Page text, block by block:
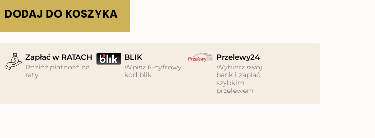
Umowa
media
DODAJ DO KOSZYKA
Zapłać w RATACH
Rozłóż płatność na
raty
BLIK
Wpisz 6-cyfrowy
kod blik
Przelewy24
Wybierz swój
bank i zapłać
szybkim
przelewem